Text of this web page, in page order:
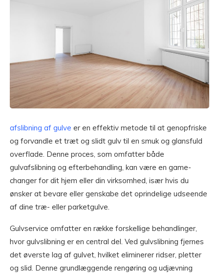
afslibning af gulve er en effektiv metode til at genopfriske
og forvandle et træt og slidt gulv til en smuk og glansfuld
overflade. Denne proces, som omfatter både
gulvafslibning og efterbehandling, kan være en game-
changer for dit hjem eller din virksomhed, især hvis du
ønsker at bevare eller genskabe det oprindelige udseende
af dine træ- eller parketgulve.
Gulvservice omfatter en række forskellige behandlinger,
hvor gulvslibning er en central del. Ved gulvslibning fjernes
det øverste lag af gulvet, hvilket eliminerer ridser, pletter
og slid. Denne grundlæggende rengøring og udjævning